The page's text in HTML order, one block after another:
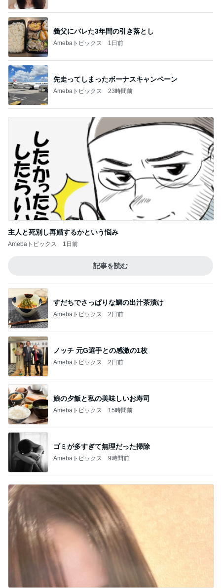
義父にバレた3年間の引き落とし
Amebaトピックス 1日前
先走ってしまったボーナスキャンペーン
Amebaトピックス 23時間前
主人と死別し再婚するかという悩み
Amebaトピックス 1日前
記事を読む
すだちでさっぱりな鯛の出汁茶漬け
Amebaトピックス 2日前
ノッチ 元G選手との感激の1枚
Amebaトピックス 2日前
娘の夕飯と私の美味しいお寿司
Amebaトピックス 15時間前
ゴミが多すぎて無理だった掃除
Amebaトピックス 9時間前